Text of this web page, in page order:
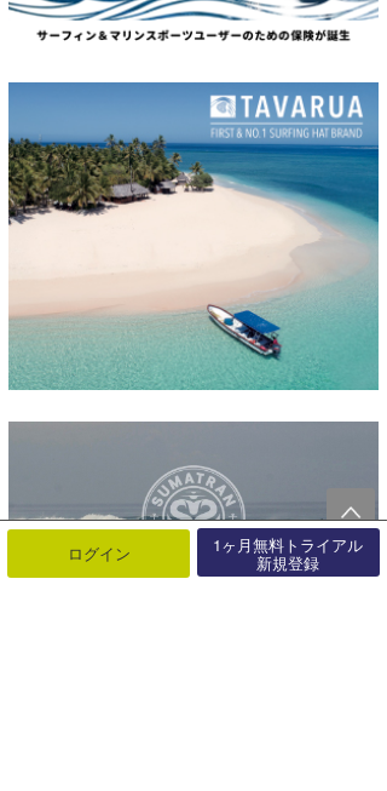
ログイン 1ヶ月無料トライアル
新規登録